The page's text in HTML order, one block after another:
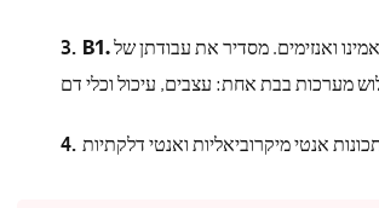
B1.